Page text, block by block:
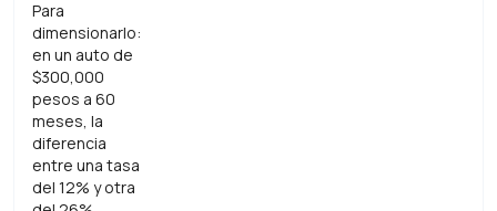
Para
dimensionarlo:
en un auto de
$300,000
pesos a 60
meses, la
diferencia
entre una tasa
del 12% y otra